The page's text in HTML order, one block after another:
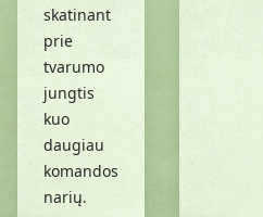
skatinant
prie
tvarumo
jungtis
kuo
daugiau
komandos
narių.